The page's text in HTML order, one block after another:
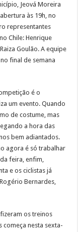
Jeová Moreira
às 19h, no
representantes
Chile: Henrique
Goulão. A equipe
final de semana
é o
um evento. Quando
de costume, mas
a hora das
bem adiantados.
agora é só trabalhar
feira, enfim,
e os ciclistas já
Bernardes,
fizeram os treinos
começa nesta sexta-